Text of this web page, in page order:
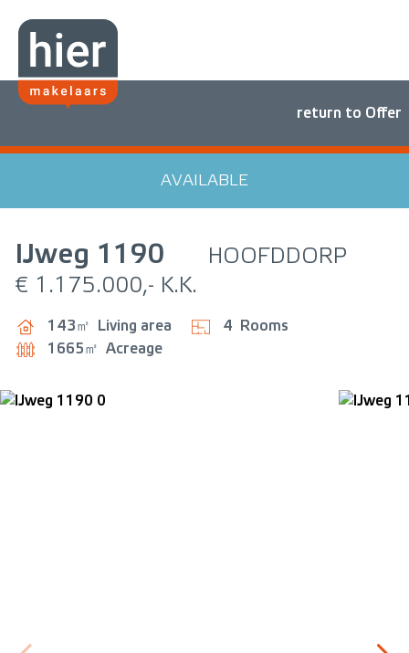
return to Offer
AVAILABLE
IJweg 1190
HOOFDDORP
€ 1.175.000,- K.K.
143㎡ Living area 4
Rooms
1665㎡ Acreage